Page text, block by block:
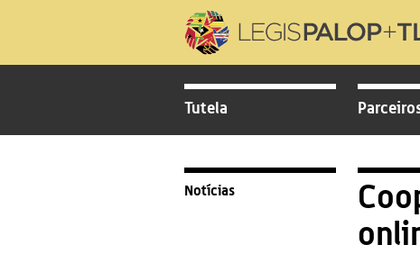
Tutela
Notícias